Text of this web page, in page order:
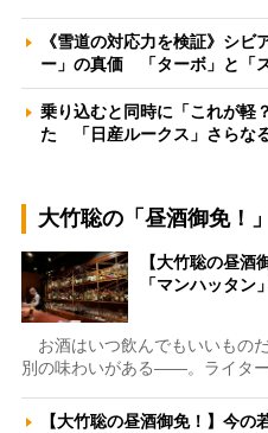
《雪道の対応力を検証》シビ
ー」の真価 「ターボ」と「
乗り込むと同時に「これが軽
た 「日産ルークス」さらな
大竹聡の「昼酒御免！」
【大竹聡の昼酒
「マンハッタ
お酒はいつ飲んでもいいもの
別の味わいがある――。ライタ
【大竹聡の昼酒御免！】今